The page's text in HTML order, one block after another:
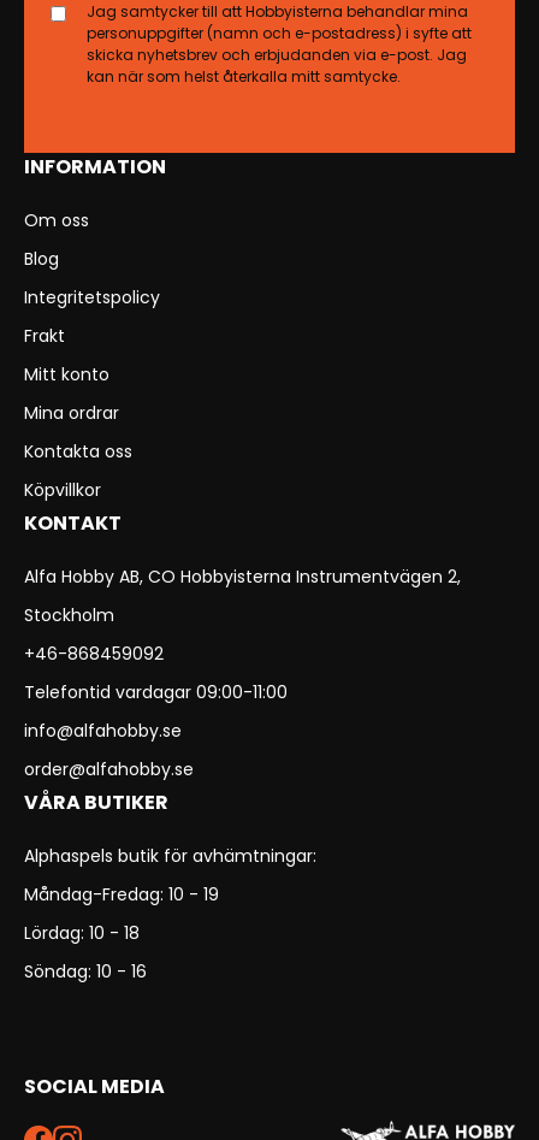
INFORMATION
Om oss
Blog
Integritetspolicy
Frakt
Mitt konto
Mina ordrar
Kontakta oss
Köpvillkor
KONTAKT
Alfa Hobby AB, CO Hobbyisterna Instrumentvägen 2,
Stockholm
+46-868459092
Telefontid vardagar 09:00-11:00
info@alfahobby.se
order@alfahobby.se
VÅRA BUTIKER
Alphaspels butik för avhämtningar:
Måndag-Fredag: 10 - 19
Lördag: 10 - 18
Söndag: 10 - 16
SOCIAL MEDIA
Jag samtycker till att Hobbyisterna behandlar mina
personuppgifter (namn och e-postadress) i syfte att
skicka nyhetsbrev och erbjudanden via e-post. Jag
kan när som helst återkalla mitt samtycke.